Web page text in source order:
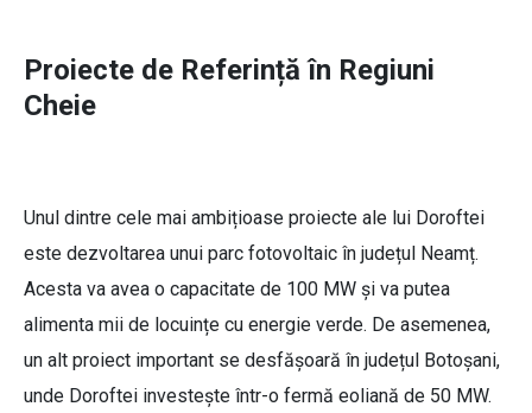
Proiecte de Referință în Regiuni
Cheie
Unul dintre cele mai ambițioase proiecte ale lui Doroftei
este dezvoltarea unui parc fotovoltaic în județul Neamț.
Acesta va avea o capacitate de 100 MW și va putea
alimenta mii de locuințe cu energie verde. De asemenea,
un alt proiect important se desfășoară în județul Botoșani,
unde Doroftei investește într-o fermă eoliană de 50 MW.